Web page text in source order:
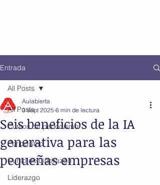
Entrada
All Posts
Cursos de periodismo
Periodismo
Curso de Liderazgo
Liderazgo
All Posts
Seis beneficios de la IA
generativa para las
pequeñas empresas
Aulabierta
3 sept 2025 6 min de lectura